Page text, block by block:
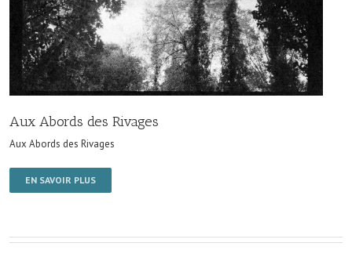
Aux Abords des Rivages
Aux Abords des Rivages
EN SAVOIR PLUS